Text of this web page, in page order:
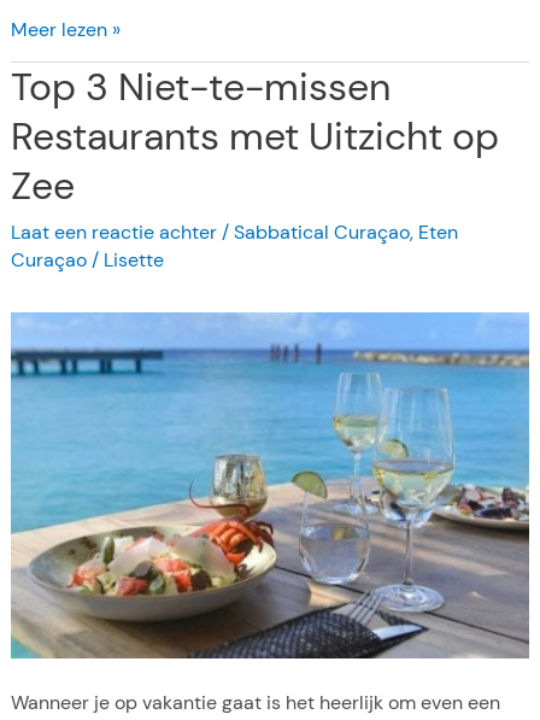
j
o
f
B
r
u
h
e
n
B
e
a
a
a
r
u
i
n
t
i
j
d
Meer lezen »
Top 3 Niet-te-missen
Restaurants met Uitzicht op
Zee
Laat een reactie achter /Sabbatical Curaçao, Eten
Curaçao/ Lisette
Wanneer je op vakantie gaat is het heerlijk om even een